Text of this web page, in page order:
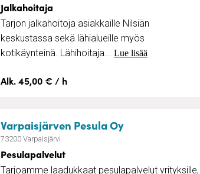
Jalkahoitaja
Tarjon jalkahoitoja asiakkaille Nilsiän
keskustassa sekä lähialueille myös
kotikäynteinä. Lähihoitaja... Lue lisää
Alk. 45,00 € / h
Varpaisjärven Pesula Oy– Pesulapalvelut
73200 Varpaisjärvi
Pesulapalvelut
Tarjoamme laadukkaat pesulapalvelut yrityksille,